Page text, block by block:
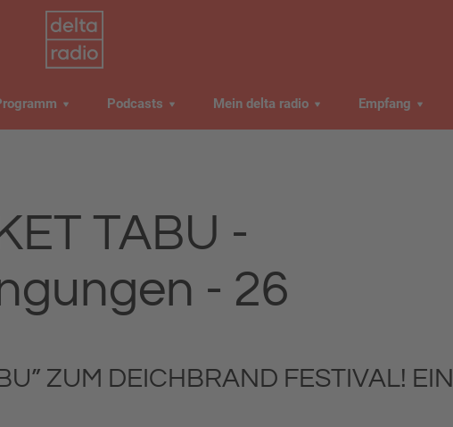
Podcasts Mein delta radio Empfang
TABU -
- 26
ZUM DEICHBRAND FESTIVAL! EIN